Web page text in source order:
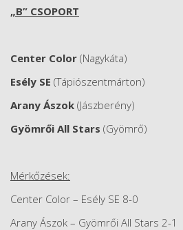
„B” CSOPORT
Center Color (Nagykáta)
Esély SE (Tápiószentmárton)
Arany Ászok (Jászberény)
Gyömrői All Stars (Gyömrő)
Mérkőzések:
Center Color – Esély SE 8-0
Arany Ászok – Gyömrői All Stars 2-1